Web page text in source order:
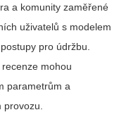
a komunity zaměřené
uživatelů s modelem
pro údržbu.
mohou
parametrům a